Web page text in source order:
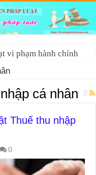
vi phạm hành chính
cá nhân
Thuế thu nhập
0